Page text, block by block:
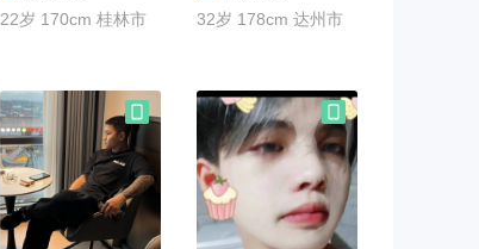
22岁 170cm 桂林市 32岁 178cm 达州市